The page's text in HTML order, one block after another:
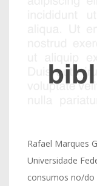
Rafael Marques
Universidade
consumos no/do